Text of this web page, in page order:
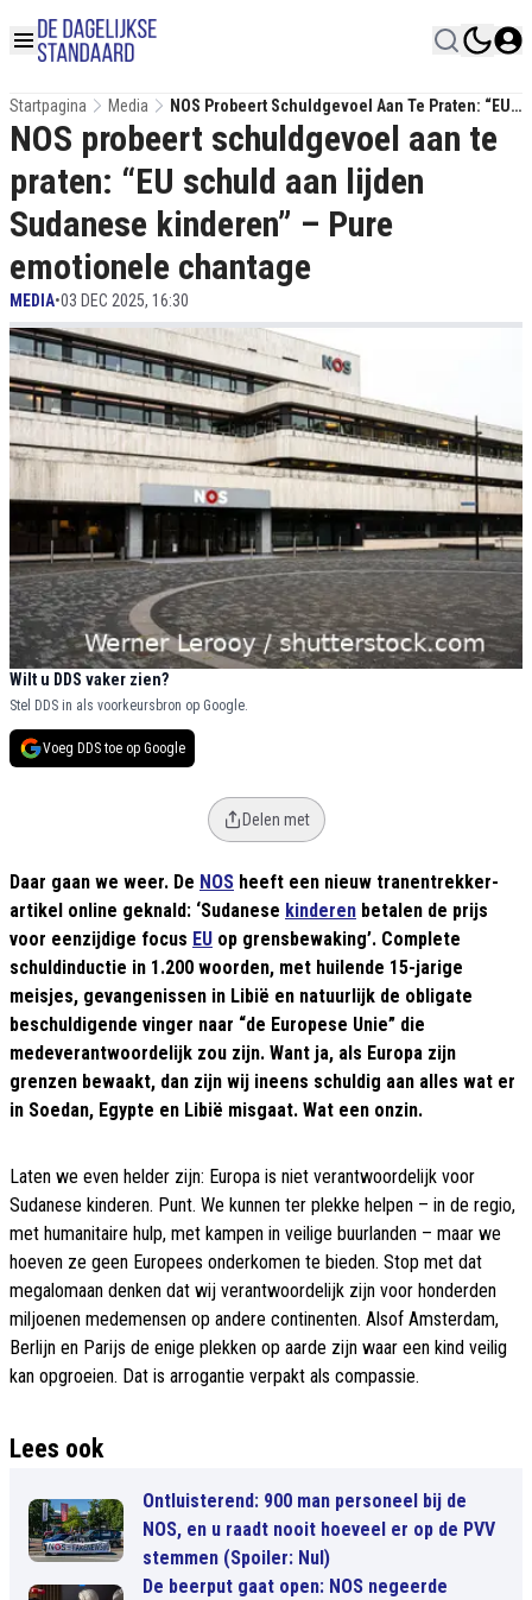
Startpagina Media
NOS Probeert Schuldgevoel Aan Te Praten: “EU
Schuld Aan Lijden Sudanese Kinderen” – Pure
Emotionele Chantage
NOS probeert schuldgevoel aan te
praten: “EU schuld aan lijden
Sudanese kinderen” – Pure
emotionele chantage
MEDIA•03 DEC 2025, 16:30
Wilt u DDS vaker zien?
Stel DDS in als voorkeursbron op Google.
Voeg DDS toe op Google
Delen met
Daar gaan we weer. De NOS heeft een nieuw tranentrekker-
artikel online geknald: ‘Sudanese kinderen betalen de prijs
voor eenzijdige focus EU op grensbewaking’. Complete
schuldinductie in 1.200 woorden, met huilende 15-jarige
meisjes, gevangenissen in Libië en natuurlijk de obligate
beschuldigende vinger naar “de Europese Unie” die
medeverantwoordelijk zou zijn. Want ja, als Europa zijn
grenzen bewaakt, dan zijn wij ineens schuldig aan alles wat er
in Soedan, Egypte en Libië misgaat. Wat een onzin.
Laten we even helder zijn: Europa is niet verantwoordelijk voor
Sudanese kinderen. Punt. We kunnen ter plekke helpen – in de regio,
met humanitaire hulp, met kampen in veilige buurlanden – maar we
hoeven ze geen Europees onderkomen te bieden. Stop met dat
megalomaan denken dat wij verantwoordelijk zijn voor honderden
miljoenen medemensen op andere continenten. Alsof Amsterdam,
Berlijn en Parijs de enige plekken op aarde zijn waar een kind veilig
kan opgroeien. Dat is arrogantie verpakt als compassie.
Lees ook
Ontluisterend: 900 man personeel bij de
NOS, en u raadt nooit hoeveel er op de PVV
stemmen (Spoiler: Nul)
De beerput gaat open: NOS negeerde